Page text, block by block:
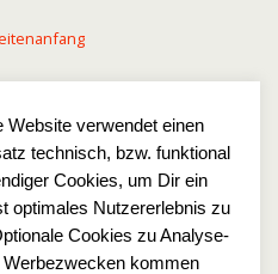
-Datenschutz
Norddeutschland
Website verwendet einen
technisch, bzw. funktional
Cookies, um Dir ein
optimales Nutzererlebnis zu
Cookies zu Analyse-
Werbezwecken kommen